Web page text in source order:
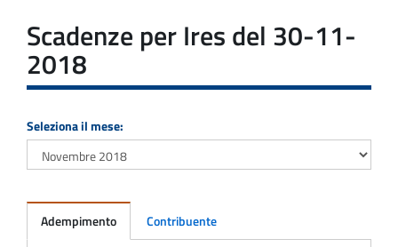
Scadenze per Ires del 30-11-
2018
Seleziona il mese:
Adempimento Contribuente